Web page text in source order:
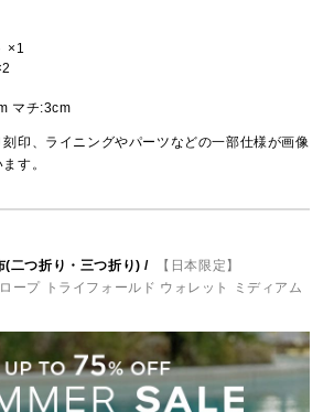
×1
マチ:3cm
印、ライニングやパーツなどの一部仕様が画像
す。
(二つ折り・三つ折り) /
【日本限定】
ープ トライフォールド ウォレット ミディアム